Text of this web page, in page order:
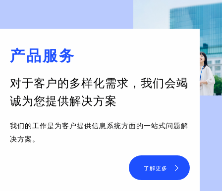
产品服务
对于客户的多样化需求， 我们会竭
诚为您提供解决方案
我们的工作是为客户提供信息系统方面的一站式问题解
决方案。
了解更多